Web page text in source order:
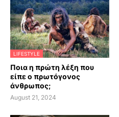
LIFESTYLE
Ποια η πρώτη λέξη που
είπε ο πρωτόγονος
άνθρωπος;
August 21, 2024